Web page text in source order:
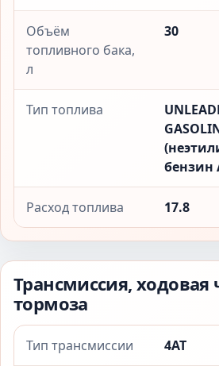
Объём
топливного бака,
л
30
Тип топлива
бензин
Расход топлива 17.8
Трансмиссия, ходовая
тормоза
Тип трансмиссии 4AT